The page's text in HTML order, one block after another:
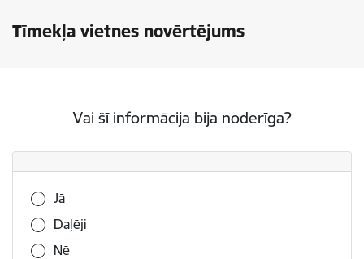
Tīmekļa vietnes novērtējums
Vai šī informācija bija noderīga?
Vai šī informācija bija noderīga?
Jā
Daļēji
Nē